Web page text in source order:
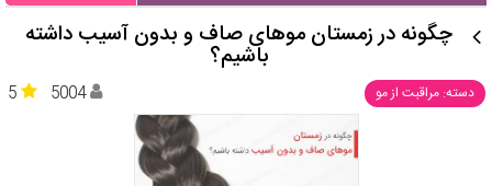
چگونه در زمستان موهای صاف و بدون آسیب داشته
باشیم؟
دسته: مراقبت از مو 5 5004